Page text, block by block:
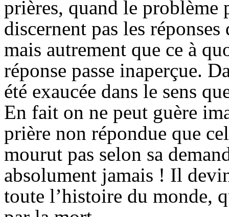
prières, quand le problème
discernent pas les
mais autrement que ce à
réponse passe inaperçue.
été exaucée dans le sens
En fait on ne peut guère
prière non répondue que
mourut pas selon sa
absolument jamais ! Il
toute l’histoire du monde,